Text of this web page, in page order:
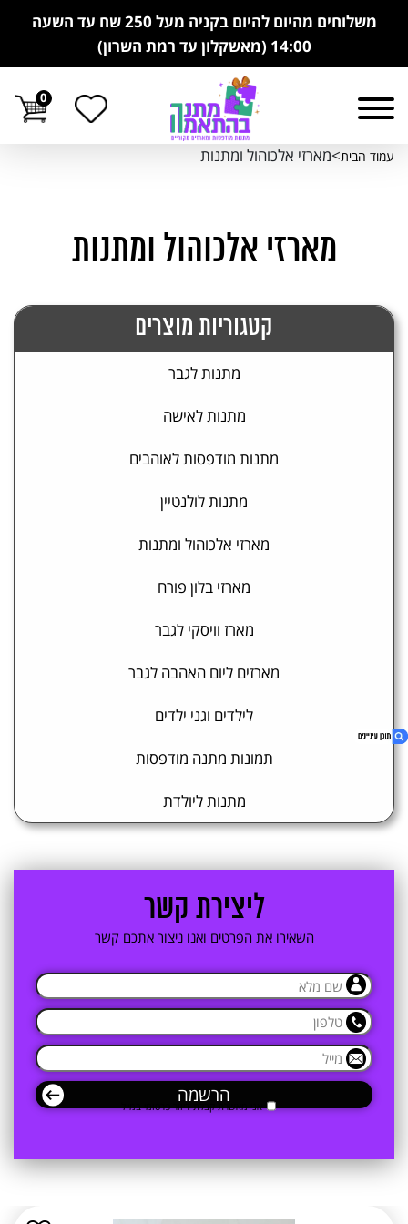
1. מארזי אלכוהול ומתנות
2. ליצירת קשר
משלוחים מהיום להיום בקניה מעל 250 שח עד השעה
14:00 (מאשקלון עד רמת השרון)
0
עמוד הבית>מארזי אלכוהול ומתנות
מארזי אלכוהול ומתנות
קטגוריות מוצרים
מתנות לגבר
מתנות לאישה
מתנות מודפסות לאוהבים
מתנות לולנטיין
מארזי אלכוהול ומתנות
מארזי בלון פורח
מארז וויסקי לגבר
מארזים ליום האהבה לגבר
לילדים וגני ילדים
תמונות מתנה מודפסות
מתנות ליולדת
ליצירת קשר
השאירו את הפרטים ואנו ניצור אתכם קשר
אני מאשרת קבלת דיוור פרסומי במייל